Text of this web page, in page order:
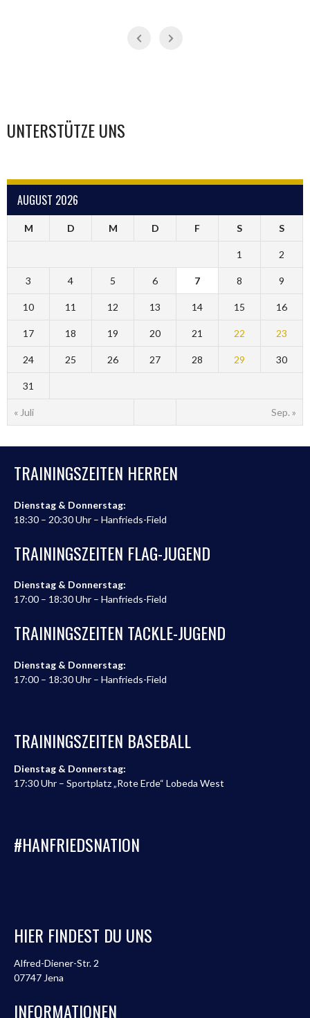
UNTERSTÜTZE UNS
AUGUST 2026
M D M D F S S
« Juli Sep. »
1 2
3 4 5 6 7 8 9
10 11 12 13 14 15 16
17 18 19 20 21 22 23
24 25 26 27 28 29 30
31
TRAININGSZEITEN HERREN
Dienstag & Donnerstag:
18:30 – 20:30 Uhr – Hanfrieds-Field
TRAININGSZEITEN FLAG-JUGEND
Dienstag & Donnerstag:
17:00 – 18:30 Uhr – Hanfrieds-Field
TRAININGSZEITEN TACKLE-JUGEND
Dienstag & Donnerstag:
17:00 – 18:30 Uhr – Hanfrieds-Field
TRAININGSZEITEN BASEBALL
Dienstag & Donnerstag:
17:30 Uhr – Sportplatz „Rote Erde“ Lobeda West
#HANFRIEDSNATION
HIER FINDEST DU UNS
Alfred-Diener-Str. 2
07747 Jena
INFORMATIONEN